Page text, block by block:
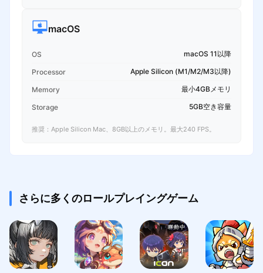
macOS
OS macOS 11以降
Processor Apple Silicon (M1/M2/M3以降)
Memory 最小4GBメモリ
Storage 5GB空き容量
推奨：Apple Silicon Mac、8GB以上のメモリ。最大240 FPS。
さらに多くのロールプレイングゲーム